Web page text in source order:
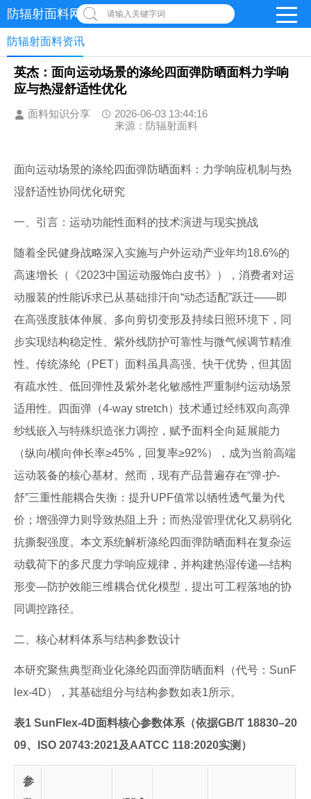
防辐射面料网 请输入关键字词
防辐射面料资讯
英杰：面向运动场景的涤纶四面弹防晒面料力学响
应与热湿舒适性优化
面料知识分享
2026-06-03 13:44:16
来源：防辐射面料
面向运动场景的涤纶四面弹防晒面料：力学响应机制与热
湿舒适性协同优化研究
一、引言：运动功能性面料的技术演进与现实挑战
随着全民健身战略深入实施与户外运动产业年均18.6%的
高速增长（《2023中国运动服饰白皮书》），消费者对运
动服装的性能诉求已从基础排汗向“动态适配”跃迁——即
在高强度肢体伸展、多向剪切变形及持续日照环境下，同
步实现结构稳定性、紫外线防护可靠性与微气候调节精准
性。传统涤纶（PET）面料虽具高强、快干优势，但其固
有疏水性、低回弹性及紫外老化敏感性严重制约运动场景
适用性。四面弹（4-way stretch）技术通过经纬双向高弹
纱线嵌入与特殊织造张力调控，赋予面料全向延展能力
（纵向/横向伸长率≥45%，回复率≥92%），成为当前高端
运动装备的核心基材。然而，现有产品普遍存在“弹-护-
舒”三重性能耦合失衡：提升UPF值常以牺牲透气量为代
价；增强弹力则导致热阻上升；而热湿管理优化又易弱化
抗撕裂强度。本文系统解析涤纶四面弹防晒面料在复杂运
动载荷下的多尺度力学响应规律，并构建热湿传递—结构
形变—防护效能三维耦合优化模型，提出可工程落地的协
同调控路径。
二、核心材料体系与结构参数设计
本研究聚焦典型商业化涤纶四面弹防晒面料（代号：SunF
lex-4D），其基础组分与结构参数如表1所示。
表1 SunFlex-4D面料核心参数体系（依据GB/T 18830–20
09、ISO 20743:2021及AATCC 118:2020实测）
参